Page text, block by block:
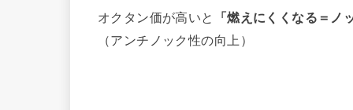
オクタン価が高いと
「燃えにくくなる＝ノ
（アンチノック性の向上）